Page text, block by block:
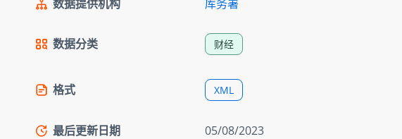
数据提供机构 库务署
数据分类 财经
格式 XML
最后更新日期 05/08/2023